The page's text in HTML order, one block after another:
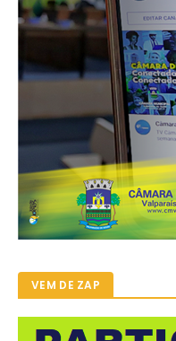
VEM DE ZAP